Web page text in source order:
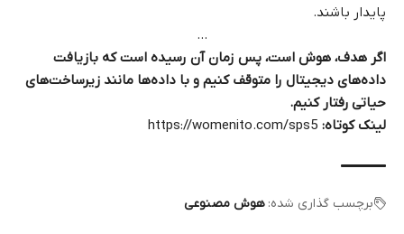
پایدار باشند.
…
اگر هدف، هوش است، پس زمان آن رسیده است که بازیافت
داده‌های دیجیتال را متوقف کنیم و با داده‌ها مانند زیرساخت‌های
حیاتی رفتار کنیم.
لینک کوتاه: https://womenito.com/sps5
برچسب گذاری شده: هوش مصنوعی